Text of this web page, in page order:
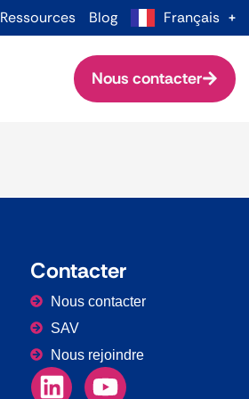
Ressources Blog Français
Nous contacter
Contacter
Nous contacter
SAV
Nous rejoindre